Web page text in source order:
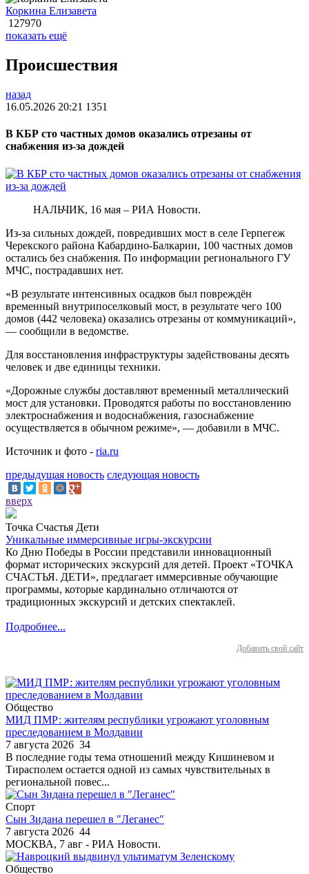
Коркина Елизавета
127970
показать ещё
Происшествия
назад
16.05.2026 20:21 1351
В КБР сто частных домов оказались отрезаны от
снабжения из-за дождей
НАЛЬЧИК, 16 мая – РИА Новости.
Из-за сильных дождей, повредивших мост в селе Герпегеж
Черекского района Кабардино-Балкарии, 100 частных домов
остались без снабжения. По информации регионального ГУ
МЧС, пострадавших нет.
«В результате интенсивных осадков был повреждён
временный внутрипоселковый мост, в результате чего 100
домов (442 человека) оказались отрезаны от коммуникаций»,
— сообщили в ведомстве.
Для восстановления инфраструктуры задействованы десять
человек и две единицы техники.
«Дорожные службы доставляют временный металлический
мост для установки. Проводятся работы по восстановлению
электроснабжения и водоснабжения, газоснабжение
осуществляется в обычном режиме», — добавили в МЧС.
Источник и фото - ria.ru
предыдущая новость следующая новость
вверх
Точка Счастья Дети
Уникальные иммерсивные игры-экскурсии
Ко Дню Победы в России представили инновационный
формат исторических экскурсий для детей. Проект «ТОЧКА
СЧАСТЬЯ. ДЕТИ», предлагает иммерсивные обучающие
программы, которые кардинально отличаются от
традиционных экскурсий и детских спектаклей.
Подробнее...
Добавить свой сайт
Общество
МИД ПМР: жителям республики угрожают уголовным
преследованием в Молдавии
7 августа 2026 34
В последние годы тема отношений между Кишиневом и
Тирасполем остается одной из самых чувствительных в
региональной повес...
Спорт
Сын Зидана перешел в "Леганес"
7 августа 2026 44
МОСКВА, 7 авг - РИА Новости.
Общество